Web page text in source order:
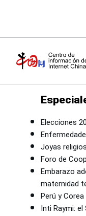
Elecciones
Joyas
Foro de
Embarazo
maternidad
Perú y
Inti Raymi: